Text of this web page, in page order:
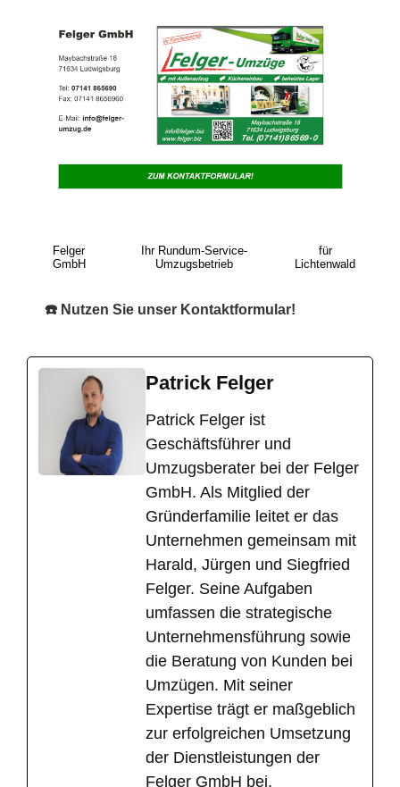
Felger
GmbH
Ihr Rundum-Service-
Umzugsbetrieb
für
Lichtenwald
☎️ Nutzen Sie unser Kontaktformular!
Patrick Felger
​Patrick Felger ist
Geschäftsführer und
Umzugsberater bei der Felger
GmbH. Als Mitglied der
Gründerfamilie leitet er das
Unternehmen gemeinsam mit
Harald, Jürgen und Siegfried
Felger. Seine Aufgaben
umfassen die strategische
Unternehmensführung sowie
die Beratung von Kunden bei
Umzügen. Mit seiner
Expertise trägt er maßgeblich
zur erfolgreichen Umsetzung
der Dienstleistungen der
Felger GmbH bei.